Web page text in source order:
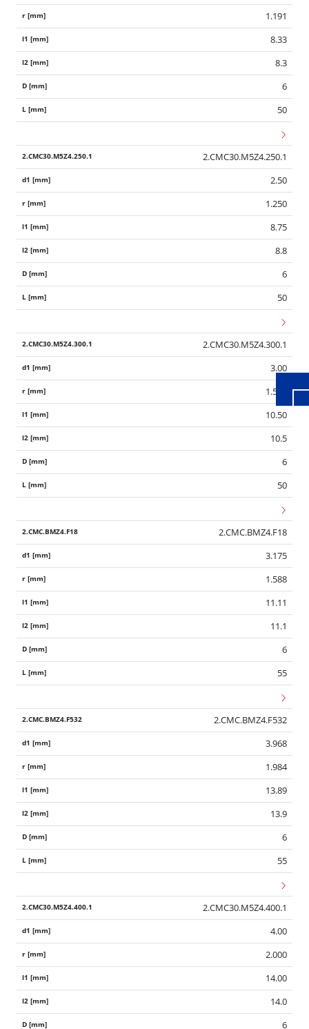
1.191
8.33
8.3
6
50
2.CMC30.M5Z4.250.1
2.50
1.250
8.75
8.8
6
50
2.CMC30.M5Z4.300.1
3.00
1.500
10.50
10.5
6
50
2.CMC.BMZ4.F18
3.175
1.588
11.11
11.1
6
55
2.CMC.BMZ4.F532
3.968
1.984
13.89
13.9
6
55
2.CMC30.M5Z4.400.1
4.00
2.000
14.00
14.0
6